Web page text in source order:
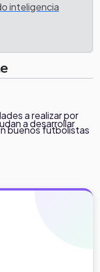
inteligencia
a desarrollar
a realizar por
buenos futbolistas